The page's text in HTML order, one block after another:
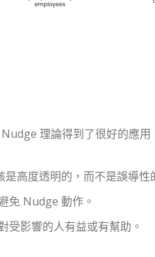
理論得到了很好的應
高度透明的，而不是誤導性
免 Nudge 動作。
受影響的人有益或有幫助。